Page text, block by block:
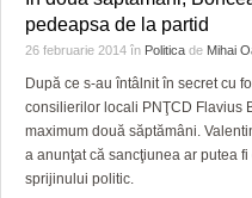
LICEE, ŞCOLI ŞI
SFATUL MEDICULUI
SFATURI JURIDICE
pedeapsa de la partid
26 februarie 2014 în Politica de Mihai
După ce s-au întâlnit în secret cu
consilierilor locali PNŢCD Flavius
maximum două săptămâni.
a anunţat că sancţiunea ar putea
sprijinului politic.